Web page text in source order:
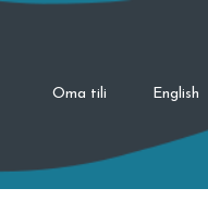
Oma tili English